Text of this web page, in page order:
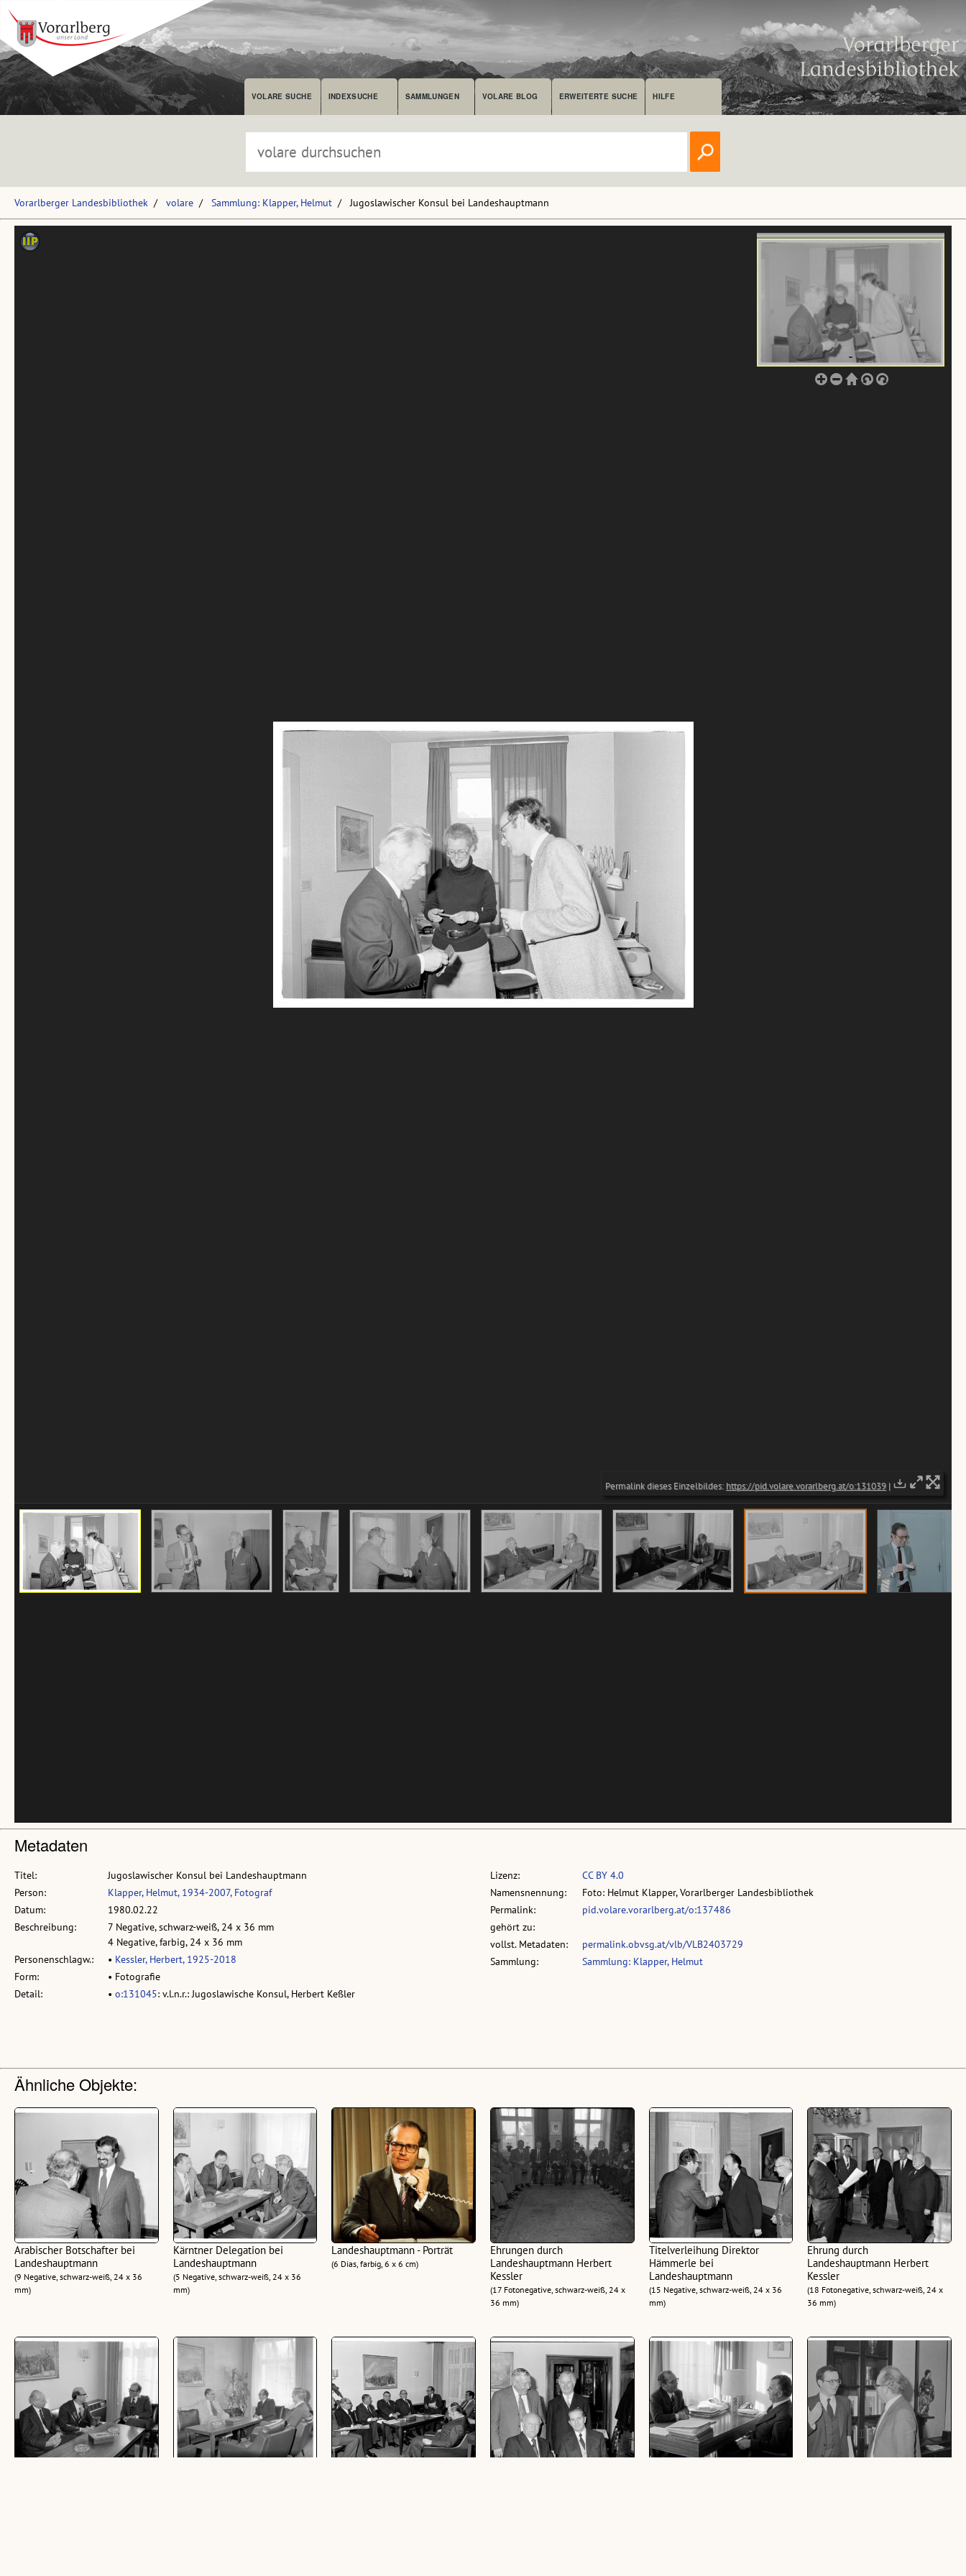
VOLARE SUCHE INDEXSUCHE SAMMLUNGEN VOLARE BLOG ERWEITERTE SUCHE HILFE
Vorarlberger Landesbibliothek volare Sammlung: Klapper, Helmut Jugoslawischer Konsul bei Landeshauptmann
Metadaten
Titel:
Jugoslawischer Konsul bei Landeshauptmann
Person:
Klapper, Helmut, 1934-2007, Fotograf
Datum:
1980.02.22
Beschreibung:
7 Negative, schwarz-weiß, 24 x 36 mm
4 Negative, farbig, 24 x 36 mm
Personenschlagw.:
• Kessler, Herbert, 1925-2018
Form:
• Fotografie
Detail:
• o:131045: v.l.n.r.: Jugoslawische Konsul, Herbert Keßler
Lizenz:
CC BY 4.0
Namensnennung:
Foto: Helmut Klapper, Vorarlberger Landesbibliothek
Permalink:
pid.volare.vorarlberg.at/o:137486
gehört zu:
vollst. Metadaten:
permalink.obvsg.at/vlb/VLB2403729
Sammlung:
Sammlung: Klapper, Helmut
Ähnliche Objekte:
Arabischer Botschafter bei
Landeshauptmann
(9 Negative, schwarz-weiß, 24 x 36
mm)
Kärntner Delegation bei
Landeshauptmann
(5 Negative, schwarz-weiß, 24 x 36
mm)
Landeshauptmann - Porträt
(6 Dias, farbig, 6 x 6 cm)
Ehrungen durch
Landeshauptmann Herbert
Kessler
(17 Fotonegative, schwarz-weiß, 24 x
36 mm)
Titelverleihung Direktor
Hämmerle bei
Landeshauptmann
(15 Negative, schwarz-weiß, 24 x 36
mm)
Ehrung durch
Landeshauptmann Herbert
Kessler
(18 Fotonegative, schwarz-weiß, 24 x
36 mm)